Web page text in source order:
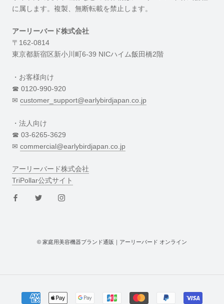
に属します。複製、無断転載を禁止します。
アーリーバード株式会社
〒162-0814
東京都新宿区新小川町6-39 NICハイム飯田橋2階
・お客様向け
☎︎ 0120-990-920
✉︎ customer_support@earlybirdjapan.co.jp
・法人向け
☎︎ 03-6265-3629
✉︎ commercial@earlybirdjapan.co.jp
アーリーバード株式会社
TriPollar公式サイト
© 家庭用美容機器ブランド通販｜アーリーバード オンライン